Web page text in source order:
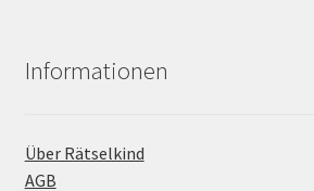
Informationen
Über Rätselkind
AGB